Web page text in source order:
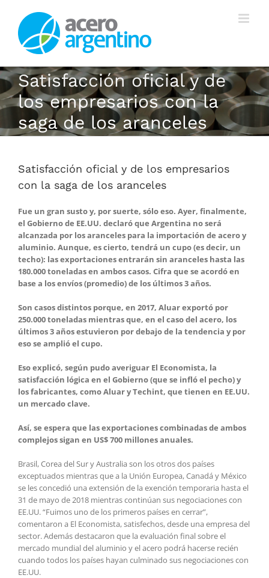
contenido
Satisfacción oficial y de
los empresarios con la
saga de los aranceles
Satisfacción oficial y de los empresarios
con la saga de los aranceles
Fue un gran susto y, por suerte, sólo eso. Ayer, finalmente,
el Gobierno de EE.UU. declaró que Argentina no será
alcanzada por los aranceles para la importación de acero y
aluminio. Aunque, es cierto, tendrá un cupo (es decir, un
techo): las exportaciones entrarán sin aranceles hasta las
180.000 toneladas en ambos casos. Cifra que se acordó en
base a los envíos (promedio) de los últimos 3 años.
Son casos distintos porque, en 2017, Aluar exportó por
250.000 toneladas mientras que, en el caso del acero, los
últimos 3 años estuvieron por debajo de la tendencia y por
eso se amplió el cupo.
Eso explicó, según pudo averiguar El Economista, la
satisfacción lógica en el Gobierno (que se infló el pecho) y
los fabricantes, como Aluar y Techint, que tienen en EE.UU.
un mercado clave.
Así, se espera que las exportaciones combinadas de ambos
complejos sigan en US$ 700 millones anuales.
Brasil, Corea del Sur y Australia son los otros dos países
exceptuados mientras que a la Unión Europea, Canadá y México
se les concedió una extensión de la exención temporaria hasta el
31 de mayo de 2018 mientras continúan sus negociaciones con
EE.UU. “Fuimos uno de los primeros países en cerrar”,
comentaron a El Economista, satisfechos, desde una empresa del
sector. Además destacaron que la evaluación final sobre el
mercado mundial del aluminio y el acero podrá hacerse recién
cuando todos los países hayan culminado sus negociaciones con
EE.UU.